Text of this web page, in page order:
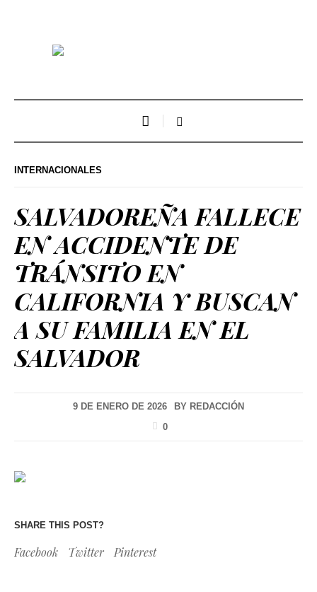
INTERNACIONALES
SALVADOREÑA FALLECE
EN ACCIDENTE DE
TRÁNSITO EN
CALIFORNIA Y BUSCAN
A SU FAMILIA EN EL
SALVADOR
9 DE ENERO DE 2026 BY REDACCIÓN
0
SHARE THIS POST?
Facebook Twitter Pinterest